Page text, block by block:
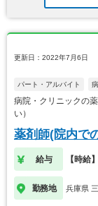
更新日：2022年7月6日
パート・アルバイト
病院・クリニックの
い）
薬剤師(院内で
給与 【時給
勤務地 兵庫県